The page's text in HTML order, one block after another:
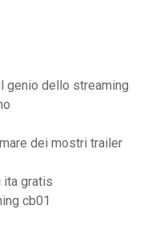
genio dello streaming
dei mostri trailer
ita gratis
cb01